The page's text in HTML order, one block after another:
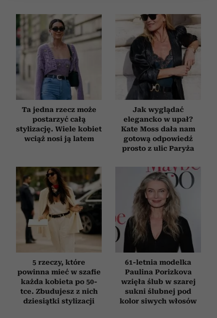
i reklam, aby oferować funkcje społecznościowe i
analizować ruch w naszej witrynie. Informacje o tym, jak
korzystasz z naszej witryny, udostępniamy partnerom
społecznościowym, reklamowym i analitycznym.
Partnerzy mogą połączyć te informacje z innymi danymi
otrzymanymi od Ciebie lub uzyskanymi podczas
korzystania z ich usług.
Ta jedna rzecz może
postarzyć całą
stylizację. Wiele kobiet
wciąż nosi ją latem
Jak wyglądać
elegancko w upał?
Kate Moss dała nam
gotową odpowiedź
prosto z ulic Paryża
5 rzeczy, które
powinna mieć w szafie
każda kobieta po 50-
tce. Zbudujesz z nich
dziesiątki stylizacji
61-letnia modelka
Paulina Porizkova
wzięła ślub w szarej
sukni ślubnej pod
kolor siwych włosów